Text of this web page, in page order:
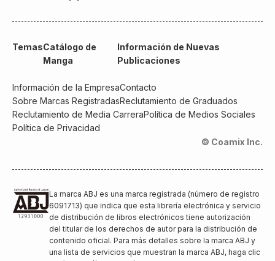
TemasCatálogo de
Manga
Información de Nuevas
Publicaciones
Información de la EmpresaContacto
Sobre Marcas RegistradasReclutamiento de Graduados
Reclutamiento de Media CarreraPolítica de Medios Sociales
Política de Privacidad
© Coamix Inc.
La marca ABJ es una marca registrada (número de registro
6091713) que indica que esta librería electrónica y servicio
de distribución de libros electrónicos tiene autorización
del titular de los derechos de autor para la distribución de
contenido oficial. Para más detalles sobre la marca ABJ y
una lista de servicios que muestran la marca ABJ, haga clic